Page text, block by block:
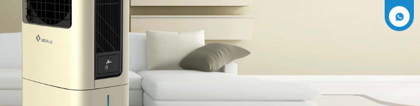
3555
iboly.co
evaporat
er
5951777